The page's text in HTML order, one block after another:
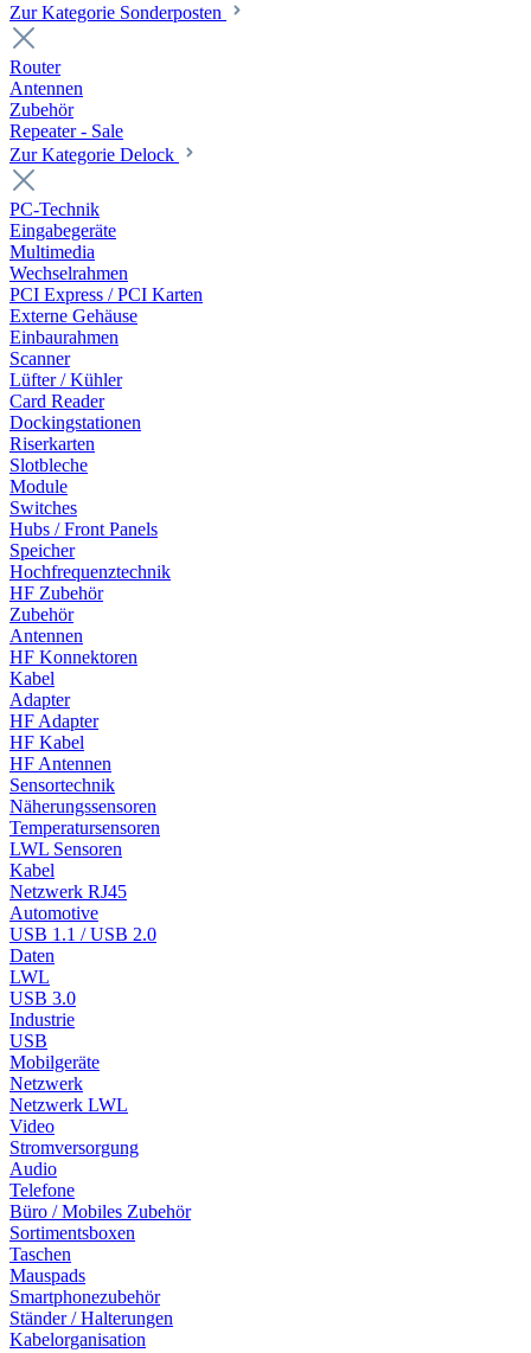
Zur Kategorie Sonderposten
Router
Antennen
Zubehör
Repeater - Sale
Zur Kategorie Delock
PC-Technik
Eingabegeräte
Multimedia
Wechselrahmen
PCI Express / PCI Karten
Externe Gehäuse
Einbaurahmen
Scanner
Lüfter / Kühler
Card Reader
Dockingstationen
Riserkarten
Slotbleche
Module
Switches
Hubs / Front Panels
Speicher
Hochfrequenztechnik
HF Zubehör
Zubehör
Antennen
HF Konnektoren
Kabel
Adapter
HF Adapter
HF Kabel
HF Antennen
Sensortechnik
Näherungssensoren
Temperatursensoren
LWL Sensoren
Kabel
Netzwerk RJ45
Automotive
USB 1.1 / USB 2.0
Daten
LWL
USB 3.0
Industrie
USB
Mobilgeräte
Netzwerk
Netzwerk LWL
Video
Stromversorgung
Audio
Telefone
Büro / Mobiles Zubehör
Sortimentsboxen
Taschen
Mauspads
Smartphonezubehör
Ständer / Halterungen
Kabelorganisation